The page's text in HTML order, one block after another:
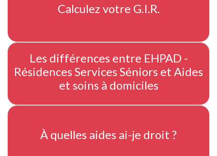
Calculez votre G.I.R.
Les différences entre EHPAD -
Résidences Services Séniors et Aides
et soins à domiciles
À quelles aides ai-je droit ?